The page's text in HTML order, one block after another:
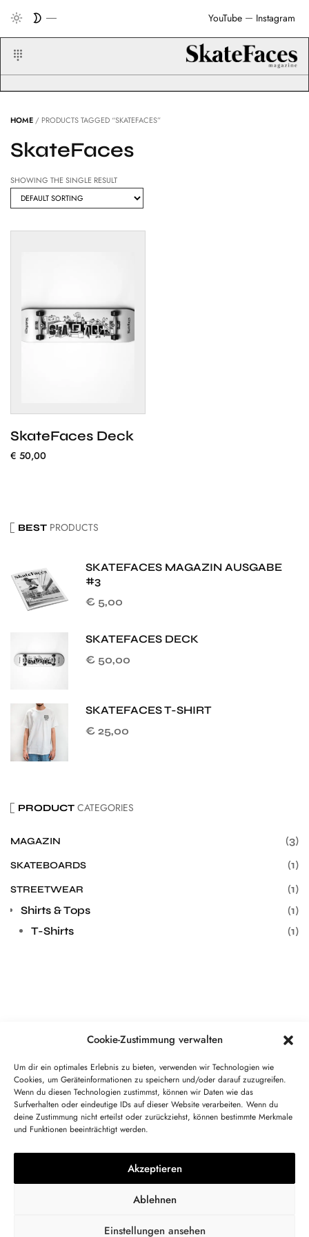
Cookie-Zustimmung verwalten
Um dir ein optimales Erlebnis zu bieten, verwenden wir Technologien wie
Cookies, um Geräteinformationen zu speichern und/oder darauf zuzugreifen.
Wenn du diesen Technologien zustimmst, können wir Daten wie das
Surfverhalten oder eindeutige IDs auf dieser Website verarbeiten. Wenn du
deine Zustimmung nicht erteilst oder zurückziehst, können bestimmte Merkmale
und Funktionen beeinträchtigt werden.
Akzeptieren
Ablehnen
Einstellungen ansehen
Instagram
YouTube
HOME / PRODUCTS TAGGED “SKATEFACES”
SkateFaces
SHOWING THE SINGLE RESULT
SkateFaces Deck
€ 50,00
BEST PRODUCTS
SKATEFACES MAGAZIN AUSGABE
#3
€5,00
SKATEFACES DECK
€50,00
SKATEFACES T-SHIRT
€25,00
PRODUCT CATEGORIES
MAGAZIN (3)
SKATEBOARDS (1)
STREETWEAR
(1)
Shirts & Tops
(1)
T-Shirts
(1)
Du willst selbst gefeatured werden oder willst uns
unterstützen? Schreib uns! Gerne sind wir auch zum
Quatschen da.
KONTAKT IMPRESSUM BLOG
DIE VISION
STARTSEITE
© Copyright 2023 | SkateFaces Magazin | All Rights Reserved